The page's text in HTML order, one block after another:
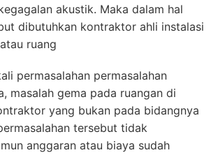
akustik. Maka dalam hal
dibutuhkan kontraktor ahli instalasi
ruang
permasalahan permasalahan
masalah gema pada ruangan di
yang bukan pada bidangnya
tersebut tidak
anggaran atau biaya sudah